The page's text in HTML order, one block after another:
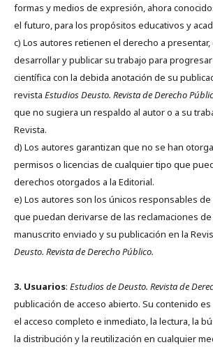
formas y medios de expresión, ahora
el futuro, para los propósitos educativos y
c) Los autores retienen el derecho a presentar,
desarrollar y publicar su trabajo para
científica con la debida anotación de su
revista Estudios Deusto. Revista de Derecho
que no sugiera un respaldo al autor o a su
Revista.
d) Los autores garantizan que no se han
permisos o licencias de cualquier tipo que
derechos otorgados a la Editorial.
e) Los autores son los únicos responsables de
que puedan derivarse de las reclamaciones
manuscrito enviado y su publicación en la
Deusto. Revista de Derecho Público.
3. Usuarios: Estudios de Deusto. Revista de
publicación de acceso abierto. Su contenido
el acceso completo e inmediato, la lectura, la
la distribución y la reutilización en cualquier